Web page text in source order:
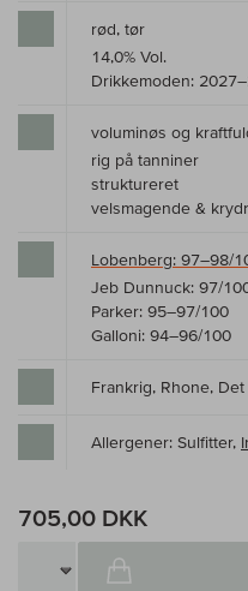
rød, tør
14,0% Vol.
Drikkemoden:
voluminøs og
rig på tanniner
struktureret
velsmagende &
Lobenberg: 97–98/
Jeb Dunnuck: 97/
Parker: 95–97/100
Galloni: 94–96/100
Frankrig, Rhone,
Allergener: Sulfitter,
705,00 DKK